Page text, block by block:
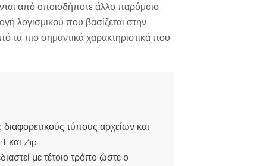
από οποιοδήποτε άλλο παρόμοιο
λογισμικού που βασίζεται στην
τα πιο σημαντικά χαρακτηριστικά που
τύπους αρχείων και
και Zip.
με τέτοιο τρόπο ώστε ο